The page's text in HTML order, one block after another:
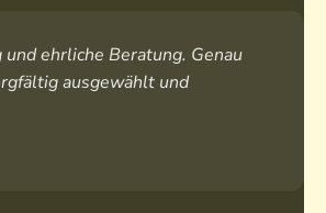
ehrliche Beratung. Genau
ausgewählt und